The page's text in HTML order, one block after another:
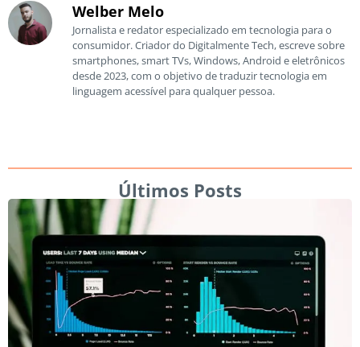
Welber Melo
Jornalista e redator especializado em tecnologia para o
consumidor. Criador do Digitalmente Tech, escreve sobre
smartphones, smart TVs, Windows, Android e eletrônicos
desde 2023, com o objetivo de traduzir tecnologia em
linguagem acessível para qualquer pessoa.
Últimos Posts